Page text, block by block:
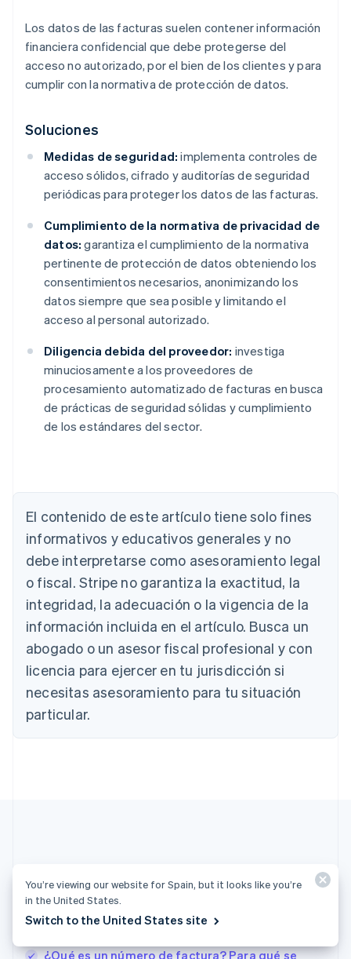
Los datos de las facturas suelen contener información
financiera confidencial que debe protegerse del
acceso no autorizado, por el bien de los clientes y para
cumplir con la normativa de protección de datos.
Soluciones
Medidas de seguridad: implementa controles de
acceso sólidos, cifrado y auditorías de seguridad
periódicas para proteger los datos de las facturas.
Cumplimiento de la normativa de privacidad de
datos: garantiza el cumplimiento de la normativa
pertinente de protección de datos obteniendo los
consentimientos necesarios, anonimizando los
datos siempre que sea posible y limitando el
acceso al personal autorizado.
Diligencia debida del proveedor: investiga
minuciosamente a los proveedores de
procesamiento automatizado de facturas en busca
de prácticas de seguridad sólidas y cumplimiento
de los estándares del sector.
El contenido de este artículo tiene solo fines
informativos y educativos generales y no
debe interpretarse como asesoramiento legal
o fiscal. Stripe no garantiza la exactitud, la
integridad, la adecuación o la vigencia de la
información incluida en el artículo. Busca un
abogado o un asesor fiscal profesional y con
licencia para ejercer en tu jurisdicción si
necesitas asesoramiento para tu situación
particular.
Consulta todos los artículos sobre facturación
¿Qué es un número de factura? Para qué se
Australia
English
Austria
DeutschEnglish
Bélgica
Brasil
PortuguêsEnglish
Bulgaria
English
Canadá
EnglishFrançais
China continental
简体中文 English
Chipre
English
Eslovenia
English Italiano
EspañolEnglish
You’re viewing our website for Spain, but it looks like you’re
in the United States.
Switch to the United States site